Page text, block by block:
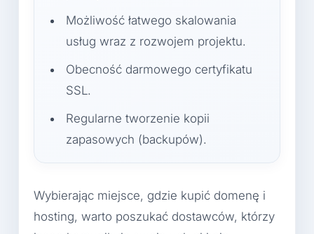
Możliwość łatwego skalowania
usług wraz z rozwojem projektu.
Obecność darmowego certyfikatu
SSL.
Regularne tworzenie kopii
zapasowych (backupów).
Wybierając miejsce, gdzie kupić domenę i
hosting, warto poszukać dostawców, którzy